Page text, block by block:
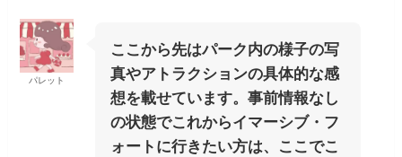
パレット
ここから先はパーク内の様子の写
真やアトラクションの具体的な感
想を載せています。事前情報なし
の状態でこれからイマーシブ・フ
ォートに行きたい方は、ここでこ